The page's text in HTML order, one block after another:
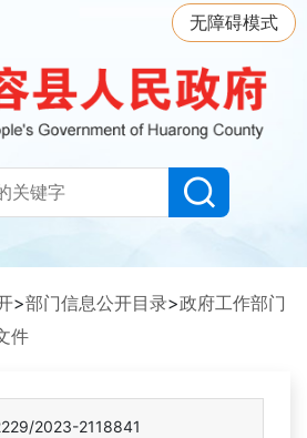
无障碍模式
>部门信息公开目录>政府工作部门
件
2023-2118841